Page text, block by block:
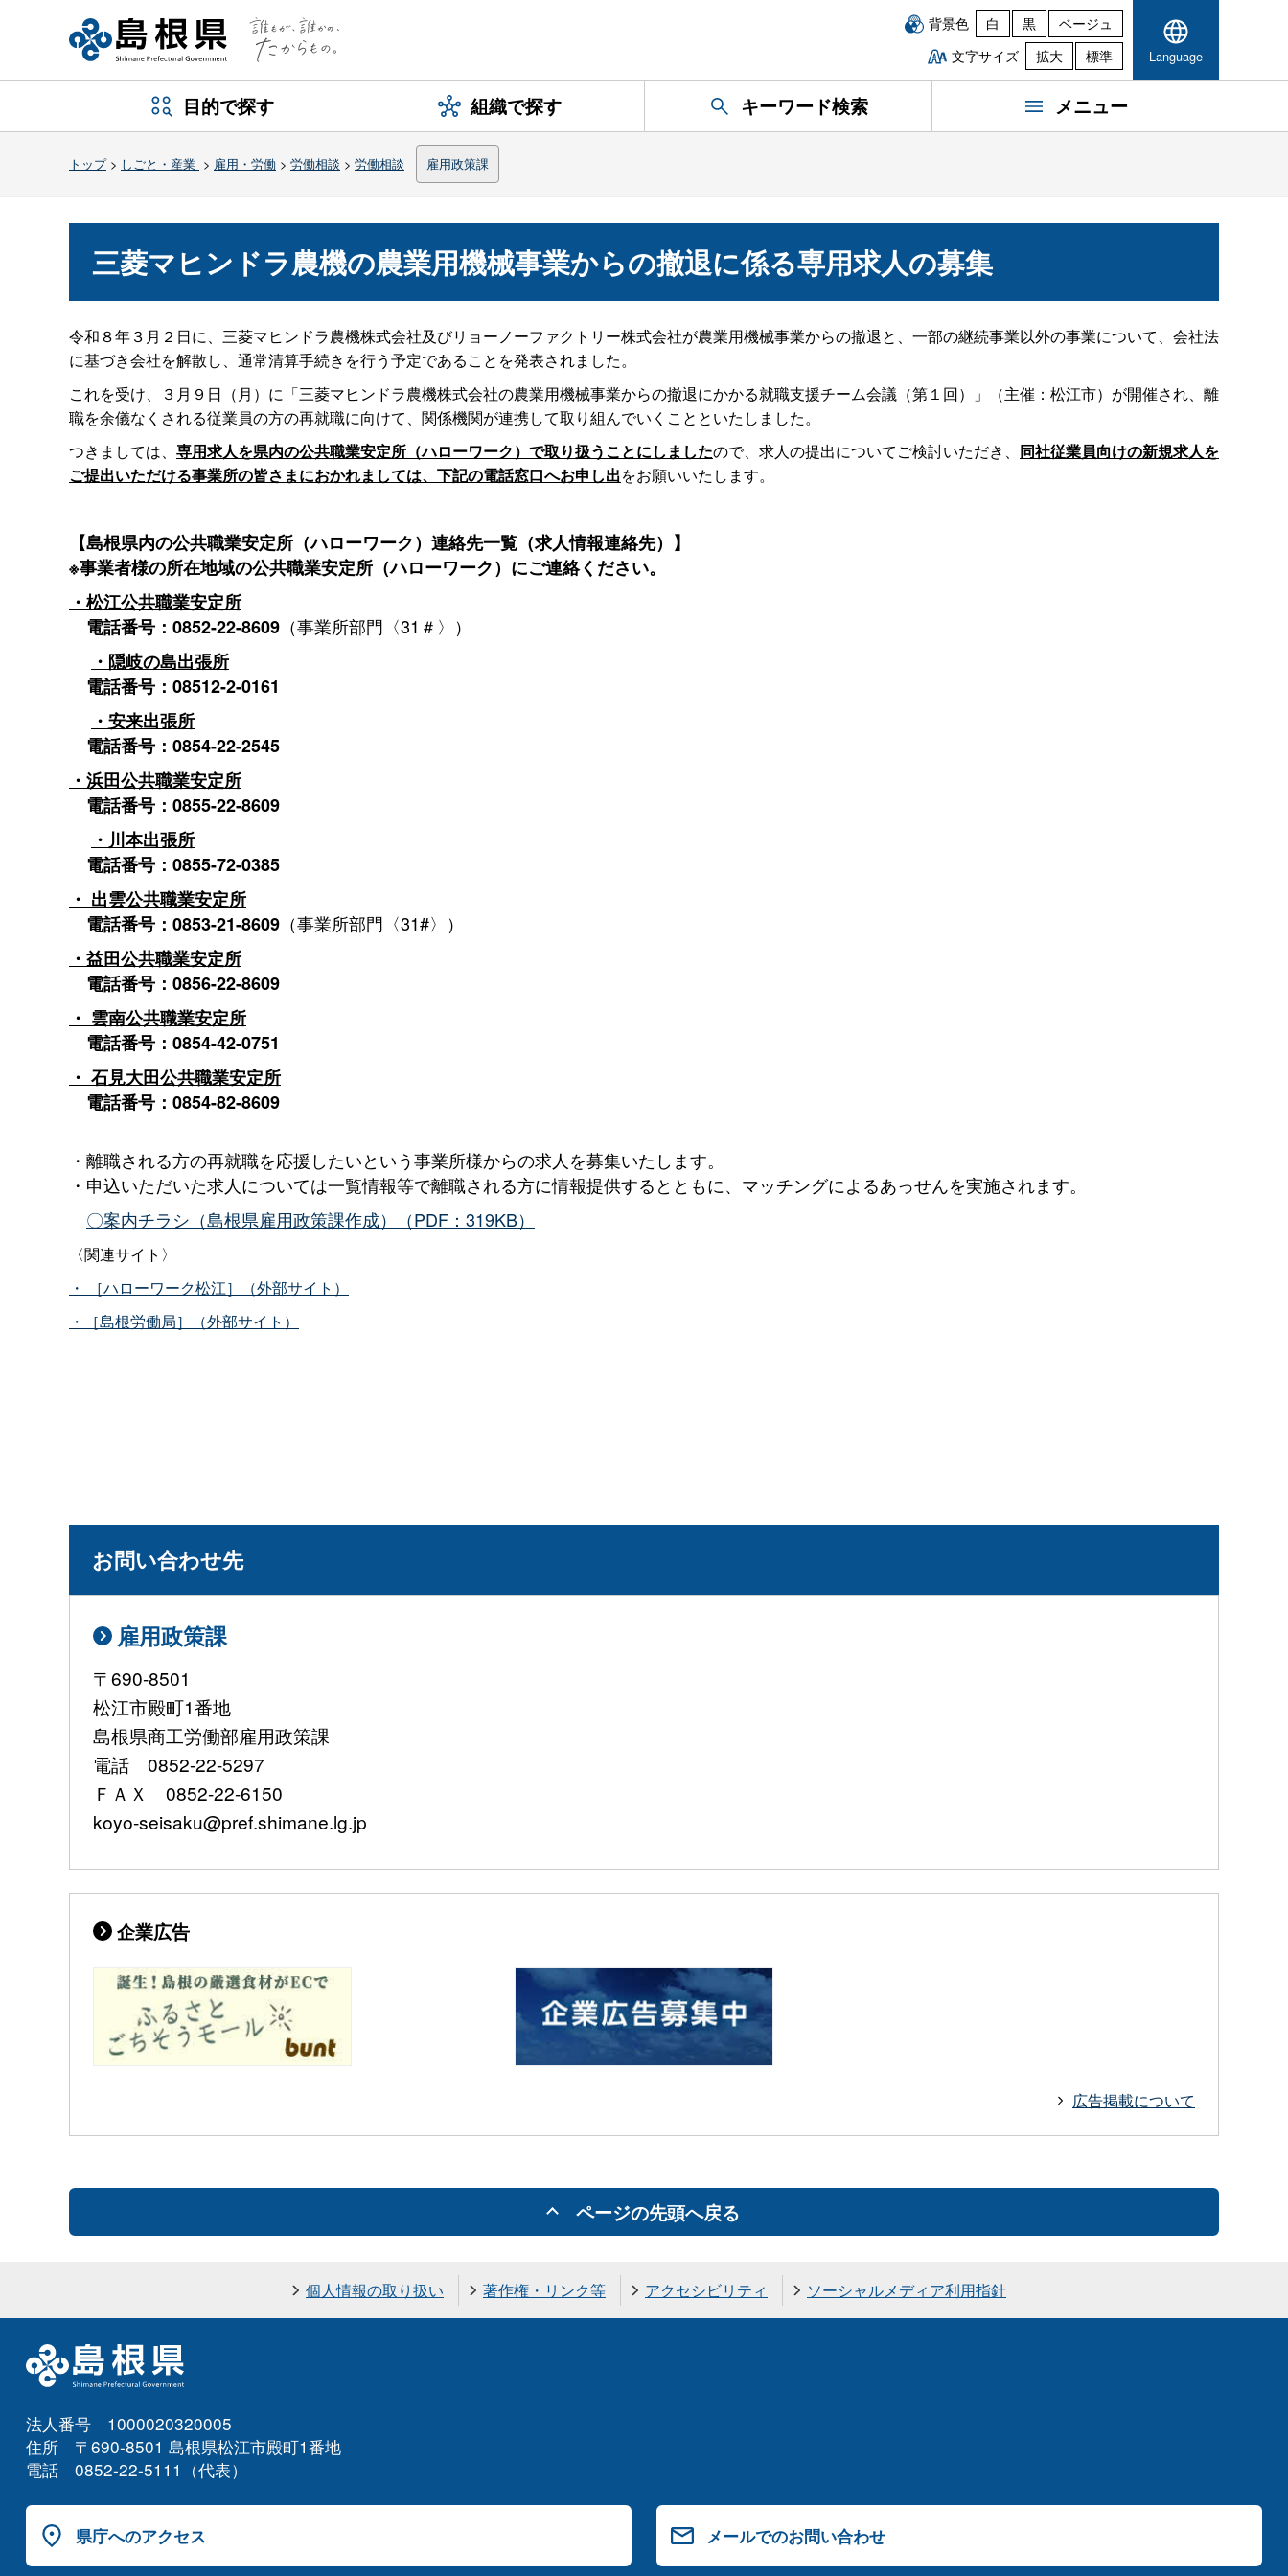
背景色 白 黒
ベージュ
文字サイズ
拡大 標準 Language
目的で探す 組織で探す キーワード検索 メニュー
トップ> しごと・産業 > 雇用・労働 > 労働相談 > 労働相談 雇用政策課
三菱マヒンドラ農機の農業用機械事業からの撤退に係る専用求人の募集
令和８年３月２日に、三菱マヒンドラ農機株式会社及びリョーノーファクトリー株式会社が農業用機械事業からの撤退と、一部の継続事業以外の事業について、会社法
に基づき会社を解散し、通常清算手続きを行う予定であることを発表されました。
これを受け、３月９日（月）に「三菱マヒンドラ農機株式会社の農業用機械事業からの撤退にかかる就職支援チーム会議（第１回）」（主催：松江市）が開催され、離
職を余儀なくされる従業員の方の再就職に向けて、関係機関が連携して取り組んでいくことといたしました。
つきましては、 専用求人を県内の公共職業安定所（ハローワーク）で取り扱うことにしましたので、求人の提出についてご検討いただき、 同社従業員向けの新規求人を
ご提出いただける事業所の皆さまにおかれましては、下記の電話窓口へお申し出をお願いいたします。
【島根県内の公共職業安定所（ハローワーク）連絡先一覧（求人情報連絡先）】
※事業者様の所在地域の公共職業安定所（ハローワーク）にご連絡ください。
・松江公共職業安定所
電話番号：0852-22-8609 （事業所部門〈31＃〉）
・隠岐の島出張所
電話番号：08512-2-0161
・安来出張所
電話番号：0854-22-2545
・浜田公共職業安定所
電話番号：0855-22-8609
・川本出張所
電話番号：0855-72-0385
・ 出雲公共職業安定所
電話番号：0853-21-8609 （事業所部門〈31#〉）
・益田公共職業安定所
電話番号：0856-22-8609
・ 雲南公共職業安定所
電話番号：0854-42-0751
・ 石見大田公共職業安定所
電話番号：0854-82-8609
・離職される方の再就職を応援したいという事業所様からの求人を募集いたします。
・申込いただいた求人については一覧情報等で離職される方に情報提供するとともに、マッチングによるあっせんを実施されます。
〇案内チラシ（島根県雇用政策課作成）（PDF：319KB）
〈関連サイト〉
・
［ハローワーク松江］（外部サイト）
・［島根労働局］（外部サイト）
お問い合わせ先
雇用政策課
〒690-8501
松江市殿町1番地
島根県商工労働部雇用政策課
電話 0852-22-5297
ＦＡＸ 0852-22-6150
koyo-seisaku@pref.shimane.lg.jp
企業広告
広告掲載について
ページの先頭へ戻る
個人情報の取り扱い 著作権・リンク等 アクセシビリティ ソーシャルメディア利用指針
法人番号 1000020320005
住所 〒690-8501 島根県松江市殿町1番地
電話 0852-22-5111（代表）
県庁へのアクセス メールでのお問い合わせ